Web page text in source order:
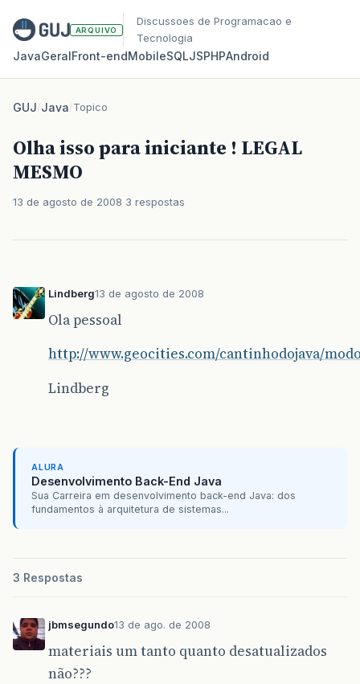
ARQUIVO
Discussoes de Programacao e
Tecnologia
JavaGeralFront‑endMobileSQLJSPHPAndroid
GUJ/Java/Topico
Olha isso para iniciante ! LEGAL
MESMO
13 de agosto de 2008 3 respostas
Lindberg13 de agosto de 2008
Ola pessoal
http://www.geocities.com/cantinhodojava/
Lindberg
ALURA
Desenvolvimento Back-End Java
Sua Carreira em desenvolvimento back-end Java: dos
fundamentos à arquitetura de sistemas...
3 Respostas
jbmsegundo13 de ago. de 2008
materiais um tanto quanto desatualizados
não???